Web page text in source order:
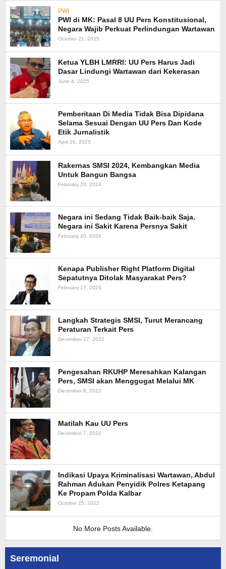
Seremonial
PWI
PWI di MK: Pasal 8 UU Pers Konstitusional,
Negara Wajib Perkuat Perlindungan Wartawan
October 21, 2025
Ketua YLBH LMRRI: UU Pers Harus Jadi
Dasar Lindungi Wartawan dari Kekerasan
June 4, 2025
Pemberitaan Di Media Tidak Bisa Dipidana
Selama Sesuai Dengan UU Pers Dan Kode
Etik Jurnalistik
April 26, 2025
Rakernas SMSI 2024, Kembangkan Media
Untuk Bangun Bangsa
February 20, 2024
Negara ini Sedang Tidak Baik-baik Saja.
Negara ini Sakit Karena Persnya Sakit
February 20, 2024
Kenapa Publisher Right Platform Digital
Sepatutnya Ditolak Masyarakat Pers?
February 17, 2023
Langkah Strategis SMSI, Turut Merancang
Peraturan Terkait Pers
December 27, 2022
Pengesahan RKUHP Meresahkan Kalangan
Pers, SMSI akan Menggugat Melalui MK
December 8, 2022
Matilah Kau UU Pers
December 7, 2022
Indikasi Upaya Kriminalisasi Wartawan, Abdul
Rahman Adukan Penyidik Polres Ketapang
Ke Propam Polda Kalbar
October 25, 2022
No More Posts Available.